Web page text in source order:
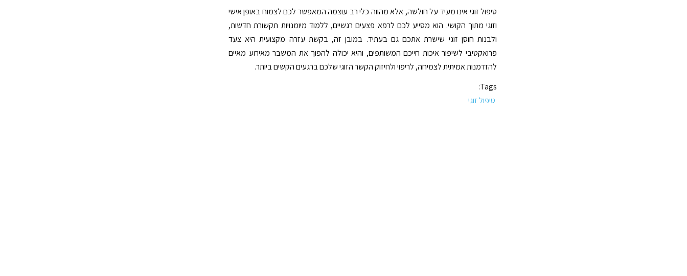
טיפול זוגי אינו מעיד על חולשה, אלא מהווה כלי רב עוצמה המאפשר לכם לצמוח באופן אישי
וזוגי מתוך הקושי. הוא מסייע לכם לרפא פצעים רגשיים, ללמוד מיומנויות תקשורת חדשות,
ולבנות חוסן זוגי שישרת אתכם גם בעתיד. במובן זה, בקשת עזרה מקצועית היא צעד
פרואקטיבי לשיפור איכות חייכם המשותפים, והיא יכולה להפוך את המשבר מאירוע מאיים
להזדמנות אמיתית לצמיחה, לריפוי ולחיזוק הקשר הזוגי שלכם ברגעים הקשים ביותר.
Tags:
טיפול זוגי